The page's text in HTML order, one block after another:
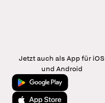
Jetzt auch als App für iOS
und Android
Jetzt bei Google Play
Laden im App Store